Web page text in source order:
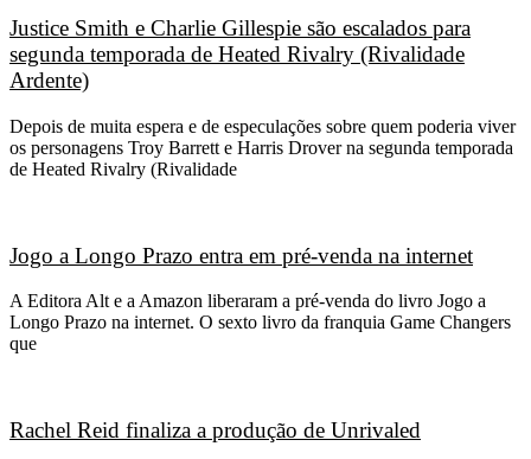
Justice Smith e Charlie Gillespie são escalados para
segunda temporada de Heated Rivalry (Rivalidade
Ardente)
Depois de muita espera e de especulações sobre quem poderia viver
os personagens Troy Barrett e Harris Drover na segunda temporada
de Heated Rivalry (Rivalidade
Jogo a Longo Prazo entra em pré-venda na internet
A Editora Alt e a Amazon liberaram a pré-venda do livro Jogo a
Longo Prazo na internet. O sexto livro da franquia Game Changers
que
Rachel Reid finaliza a produção de Unrivaled